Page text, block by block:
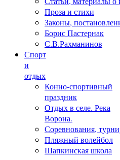
Проза и стихи
Законы,
Борис Пастернак
С.В.Рахманинов
Спорт
и
отдых
Конно-спортивный
праздник
Отдых в селе. Река
Ворона.
Соревнования,
Пляжный волейбол
Шапкинская школа